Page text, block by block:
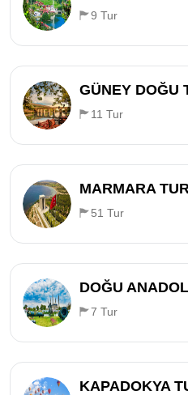
9 Tur
GÜNEY DOĞU
11 Tur
MARMARA
51 Tur
DOĞU
7 Tur
KAPADOKYA